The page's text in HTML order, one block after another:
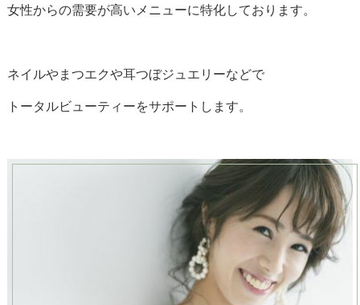
女性からの需要が高いメニューに特化しております。
ネイルやまつエクや耳つぼジュエリーなどで
トータルビューティーをサポートします。